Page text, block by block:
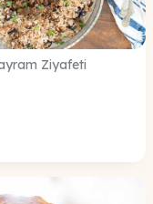
Ziyafeti